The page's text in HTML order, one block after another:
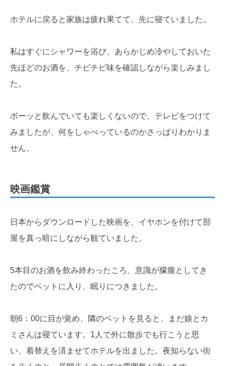
ホテルに戻ると家族は疲れ果てて、先に寝ていました。
私はすぐにシャワーを浴び、あらかじめ冷やしておいた
先ほどのお酒を、チビチビ味を確認しながら楽しみまし
た。
ボーッと飲んでいても楽しくないので、テレビをつけて
みましたが、何をしゃべっているのかさっぱりわかりま
せん。
映画鑑賞
日本からダウンロードした映画を、イヤホンを付けて部
屋を真っ暗にしながら観ていました。
5本目のお酒を飲み終わったころ、意識が朦朧としてき
たのでベットに入り、眠りにつきました。
朝6：00に目が覚め、隣のベットを見ると、まだ娘とカ
ミさんは寝ています。1人で外に散歩でも行こうと思
い、着替えを済ませてホテルを出ました。夜知らない街